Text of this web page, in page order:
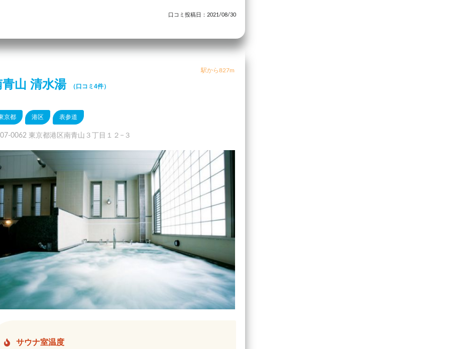
口コミ投稿日：2021/08/30
駅から827m
青山 清水湯 （口コミ4件）
京都 港区 表参道
0062 東京都港区南青山３丁目１２−３
サウナ室温度